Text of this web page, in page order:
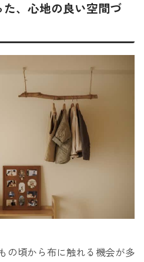
、心地の良い空間づ
の頃から布に触れる機会が多